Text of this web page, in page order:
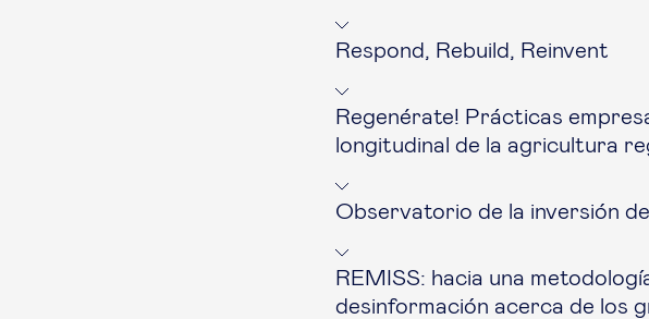
Respond, Rebuild, Reinvent
Regenérate! Prácticas
longitudinal de la agricultura
Observatorio de la inversión
REMISS: hacia una
desinformación acerca de los